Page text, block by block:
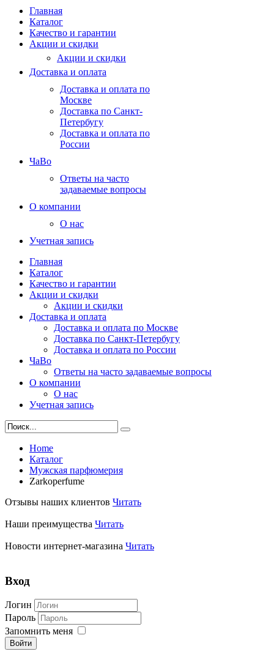
Главная
Каталог
Качество и гарантии
Акции и скидки
Акции и скидки
Доставка и оплата
Доставка и оплата по
Москве
Доставка по Санкт-
Петербугу
Доставка и оплата по
России
ЧаВо
Ответы на часто
задаваемые вопросы
О компании
О нас
Учетная запись
Главная
Каталог
Качество и гарантии
Акции и скидки
Акции и скидки
Доставка и оплата
Доставка и оплата по Москве
Доставка по Санкт-Петербугу
Доставка и оплата по России
ЧаВо
Ответы на часто задаваемые вопросы
О компании
О нас
Учетная запись
Home
Каталог
Мужская парфюмерия
Zarkoperfume
Отзывы наших клиентов Читать
Наши преимущества Читать
Новости интернет-магазина Читать
Вход
Логин
Пароль
Запомнить меня
Войти